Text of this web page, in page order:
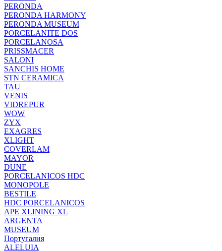
PERONDA
PERONDA HARMONY
PERONDA MUSEUM
PORCELANITE DOS
PORCELANOSA
PRISSMACER
SALONI
SANCHIS HOME
STN CERAMICA
TAU
VENIS
VIDREPUR
WOW
ZYX
EXAGRES
XLIGHT
COVERLAM
MAYOR
DUNE
PORCELANICOS HDC
MONOPOLE
BESTILE
HDC PORCELANICOS
APE XLINING XL
ARGENTA
MUSEUM
Португалия
ALELUIA